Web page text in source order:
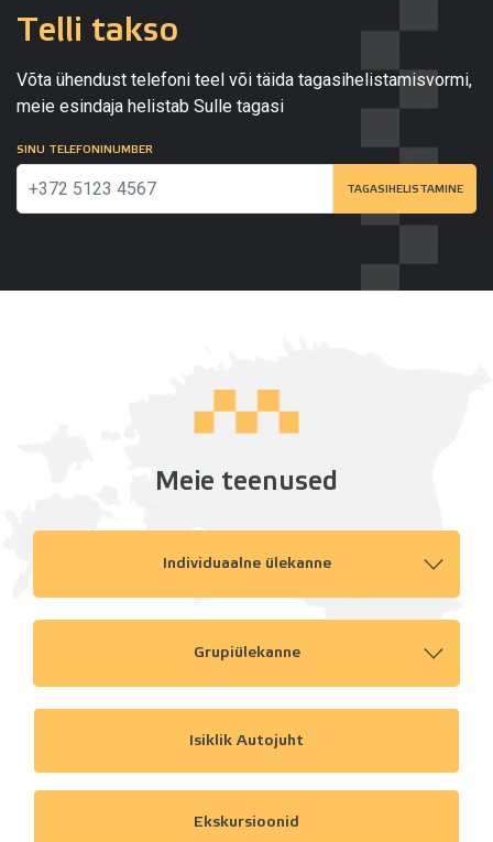
Telli takso
Võta ühendust telefoni teel või täida tagasihelistamisvormi,
meie esindaja helistab Sulle tagasi
SINU TELEFONINUMBER
TAGASIHELISTAMINE
Meie teenused
Individuaalne ülekanne
Grupiülekanne
Isiklik Autojuht
Ekskursioonid